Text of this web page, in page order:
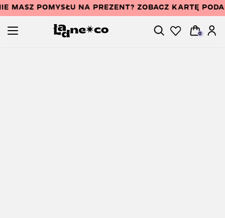
MASZ POMYSŁU NA PREZENT? ZOBACZ KARTĘ
0